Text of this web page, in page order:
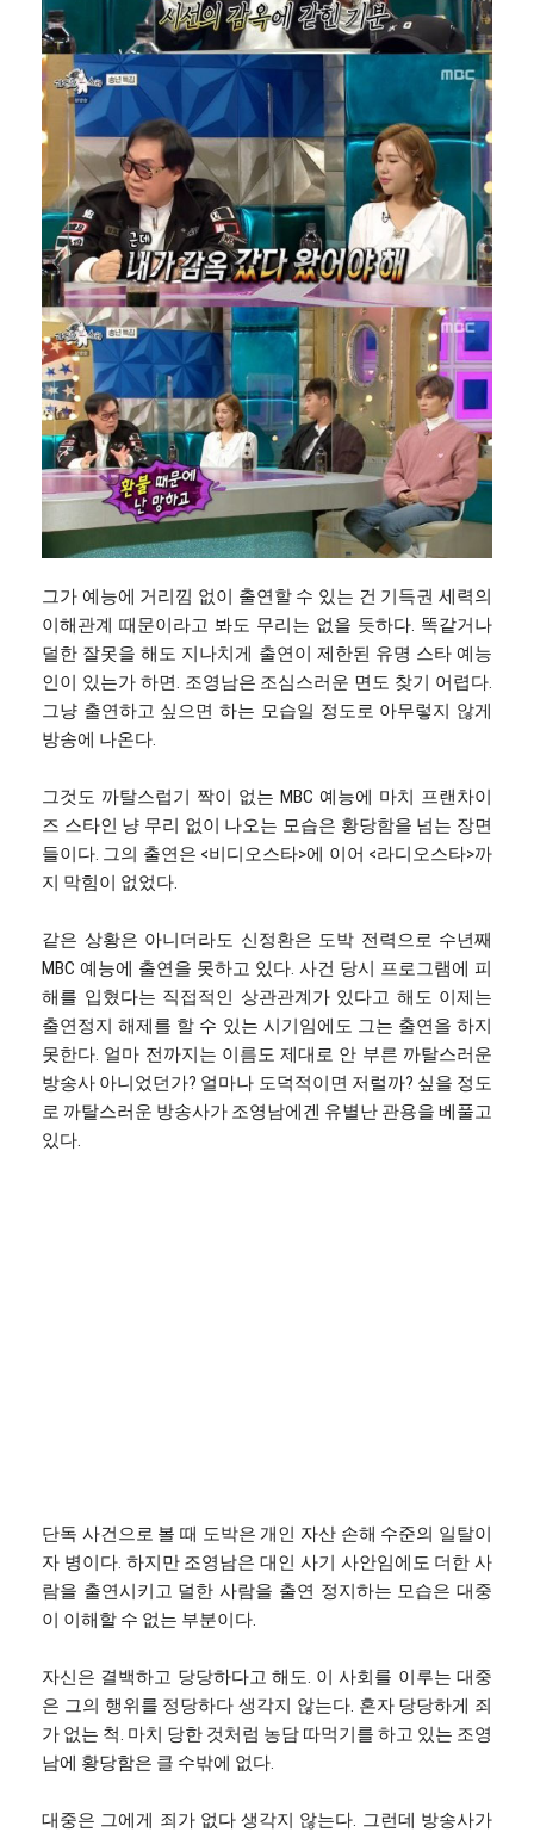
그가 예능에 거리낌 없이 출연할 수 있는 건 기득권 세력의
이해관계 때문이라고 봐도 무리는 없을 듯하다. 똑같거나
덜한 잘못을 해도 지나치게 출연이 제한된 유명 스타 예능
인이 있는가 하면. 조영남은 조심스러운 면도 찾기 어렵다.
그냥 출연하고 싶으면 하는 모습일 정도로 아무렇지 않게
방송에 나온다.
그것도 까탈스럽기 짝이 없는 MBC 예능에 마치 프랜차이
즈 스타인 냥 무리 없이 나오는 모습은 황당함을 넘는 장면
들이다. 그의 출연은 <비디오스타>에 이어 <라디오스타>까
지 막힘이 없었다.
같은 상황은 아니더라도 신정환은 도박 전력으로 수년째
MBC 예능에 출연을 못하고 있다. 사건 당시 프로그램에 피
해를 입혔다는 직접적인 상관관계가 있다고 해도 이제는
출연정지 해제를 할 수 있는 시기임에도 그는 출연을 하지
못한다. 얼마 전까지는 이름도 제대로 안 부른 까탈스러운
방송사 아니었던가? 얼마나 도덕적이면 저럴까? 싶을 정도
로 까탈스러운 방송사가 조영남에겐 유별난 관용을 베풀고
있다.
단독 사건으로 볼 때 도박은 개인 자산 손해 수준의 일탈이
자 병이다. 하지만 조영남은 대인 사기 사안임에도 더한 사
람을 출연시키고 덜한 사람을 출연 정지하는 모습은 대중
이 이해할 수 없는 부분이다.
자신은 결백하고 당당하다고 해도. 이 사회를 이루는 대중
은 그의 행위를 정당하다 생각지 않는다. 혼자 당당하게 죄
가 없는 척. 마치 당한 것처럼 농담 따먹기를 하고 있는 조영
남에 황당함은 클 수밖에 없다.
대중은 그에게 죄가 없다 생각지 않는다. 그런데 방송사가